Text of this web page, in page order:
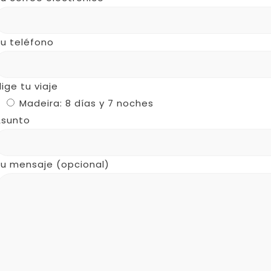
teléfono
tu viaje
Madeira: 8 días y 7 noches
mensaje (opcional)